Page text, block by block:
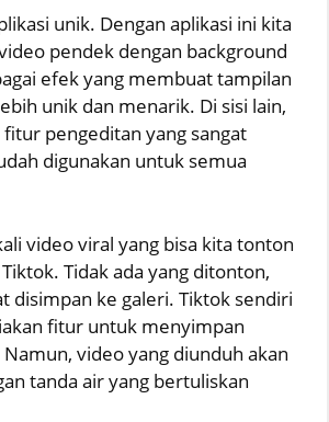
unik. Dengan aplikasi ini kita
pendek dengan background
efek yang membuat tampilan
unik dan menarik. Di sisi lain,
pengeditan yang sangat
digunakan untuk semua
video viral yang bisa kita tonton
Tidak ada yang ditonton,
disimpan ke galeri. Tiktok sendiri
fitur untuk menyimpan
video yang diunduh akan
tanda air yang bertuliskan